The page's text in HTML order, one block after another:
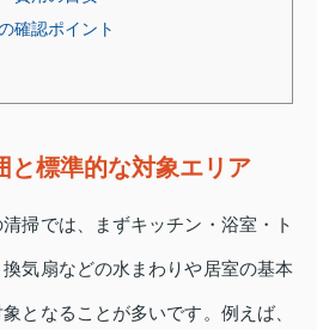
確認ポイント
と標準的な対象エリア
掃では、まずキッチン・浴室・ト
気扇などの水まわりや居室の基本
となることが多いです。例えば、